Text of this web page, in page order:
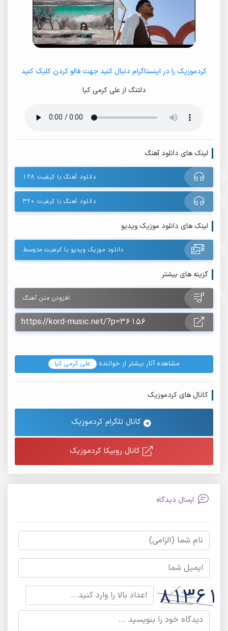
کردموزیک را در اینستاگرام دنبال کنید جهت فالو کردن کلیک کنید
دلتنگ از علی کرمی کیا
لینک های دانلود آهنگ
دانلود آهنگ با کیفیت ۱۲۸
دانلود آهنگ با کیفیت ۳۲۰
لینک های دانلود موزیک ویدیو
دانلود موزیک ویدیو با کیفیت متوسط
گزینه های بیشتر
افزودن متن آهنگ
مشاهده آثار بیشتر از خواننده علی کرمی کیا
کانال های کردموزیک
کانال تلگرام کردموزیک
کانال روبیکا کردموزیک
ارسال دیدگاه